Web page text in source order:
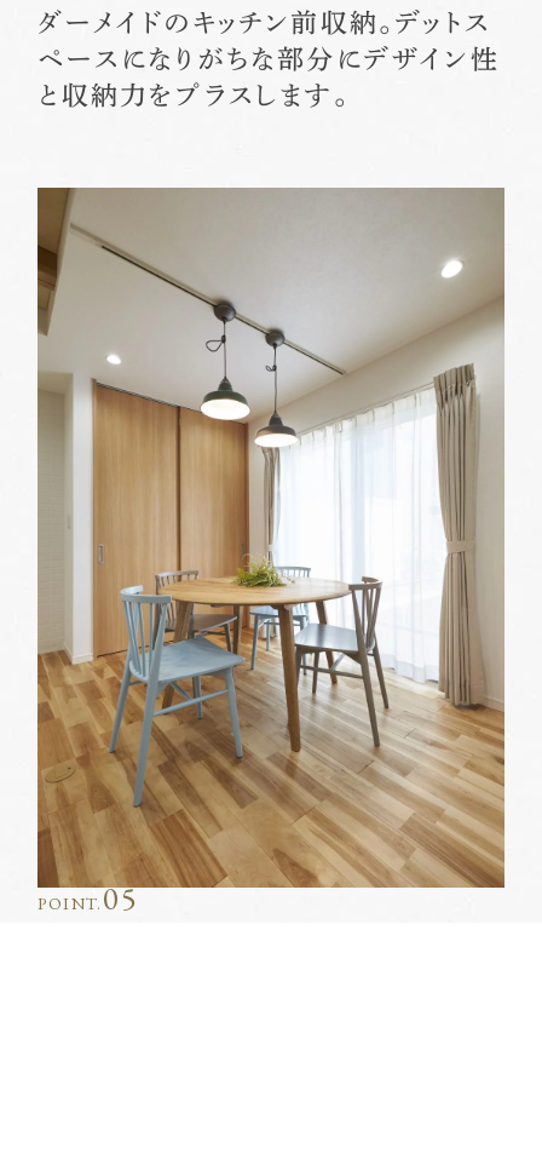
Topに戻る
ダーメイドのキッチン前収納。デットス
ペースになりがちな部分にデザイン性
と収納力をプラスします。
POINT.05